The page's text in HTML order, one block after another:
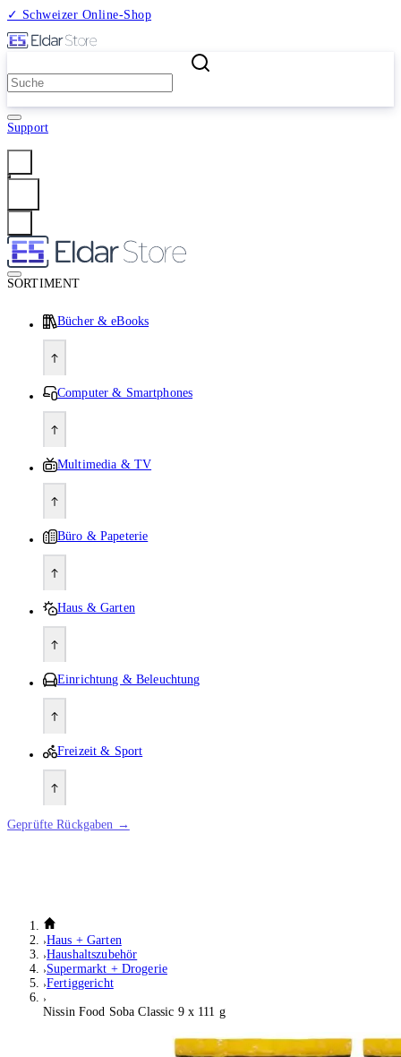
✓ Schweizer Online-Shop
Support
SORTIMENT
Bücher & eBooks
Computer & Smartphones
Multimedia & TV
Büro & Papeterie
Haus & Garten
Einrichtung & Beleuchtung
Freizeit & Sport
Geprüfte Rückgaben →
Haus + Garten
Haushaltszubehör
Supermarkt + Drogerie
Fertiggericht
Nissin Food Soba Classic 9 x 111 g